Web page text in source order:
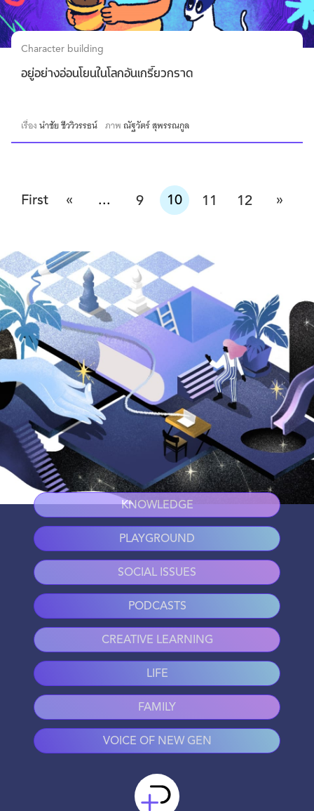
Character building
อยู่อย่างอ่อนโยนในโลกอันเกรี้ยวกราด
เรื่องนำชัย ชีววิวรรธน์ ภาพณัฐวัตร์ สุพรรณกูล
First « ... 9 10 11 12 »
KNOWLEDGE
PLAYGROUND
SOCIAL ISSUES
PODCASTS
CREATIVE LEARNING
LIFE
FAMILY
VOICE OF NEW GEN